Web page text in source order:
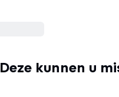
Deze kunnen u